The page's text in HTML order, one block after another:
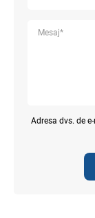
Adresa dvs. de